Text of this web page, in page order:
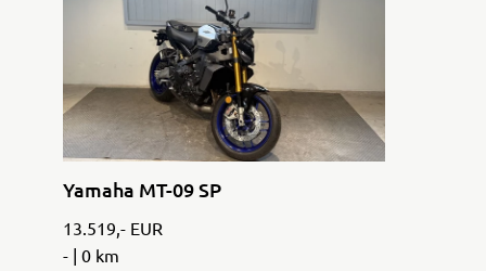
Yamaha MT-09 SP
13.519,- EUR
- | 0 km